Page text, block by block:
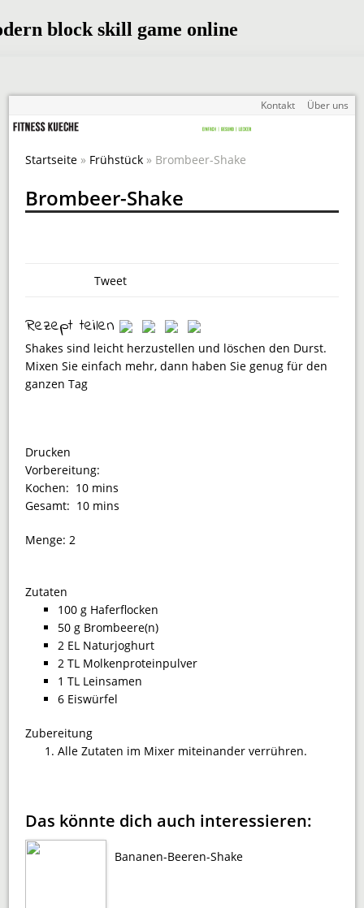
Kontakt Über uns
Startseite » Frühstück » Brombeer-Shake
Brombeer-Shake
Tweet
Rezept teilen
Shakes sind leicht herzustellen und löschen den Durst.
Mixen Sie einfach mehr, dann haben Sie genug für den
ganzen Tag
Drucken
Vorbereitung:
Kochen: 10 mins
Gesamt: 10 mins
Menge: 2
Zutaten
100 g Haferflocken
50 g Brombeere(n)
2 EL Naturjoghurt
2 TL Molkenproteinpulver
1 TL Leinsamen
6 Eiswürfel
Zubereitung
Alle Zutaten im Mixer miteinander verrühren.
Das könnte dich auch interessieren:
Bananen-Beeren-Shake